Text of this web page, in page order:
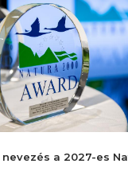
a 2027-es